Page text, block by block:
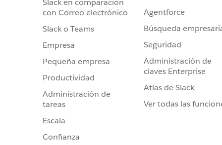
con Correo electrónico
Slack o Teams
Empresa
Pequeña empresa
Productividad
Administración de
tareas
Escala
Confianza
Agentforce
Búsqueda
Seguridad
Administración de
claves Enterprise
Atlas de Slack
Ver todas las